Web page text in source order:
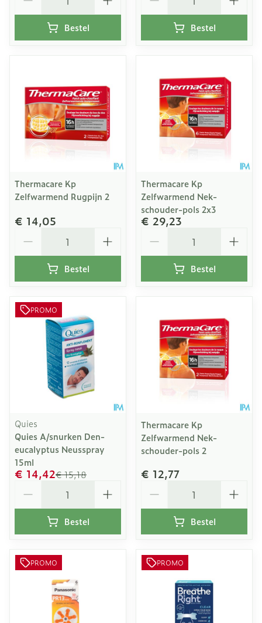
Bestel Bestel
Thermacare Kp
Zelfwarmend Rugpijn 2
€ 14,05
Bestel
Thermacare Kp
Zelfwarmend Nek-
schouder-pols 2x3
€ 29,23
Bestel
PROMO
Quies
Quies A/snurken Den-
eucalyptus Neusspray
15ml
€ 15,18
€ 14,42
Bestel
Thermacare Kp
Zelfwarmend Nek-
schouder-pols 2
€ 12,77
Bestel
PROMO PROMO